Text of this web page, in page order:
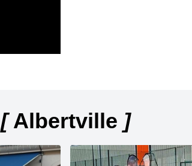
[Albertville ]